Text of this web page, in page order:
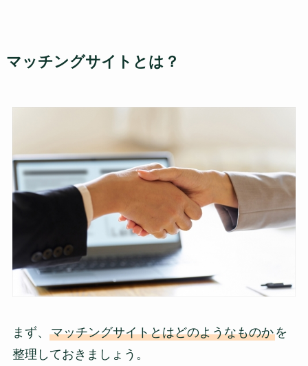
マッチングサイトとは？
まず、 マッチングサイトとはどのようなものかを
整理しておきましょう。